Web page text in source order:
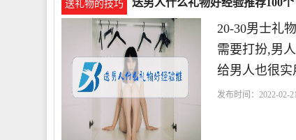
送礼物的技巧 送男人什么礼物好经验推荐100个
20-30男士礼
需要打扮,男
给男人也很
发布时间：2022-02-